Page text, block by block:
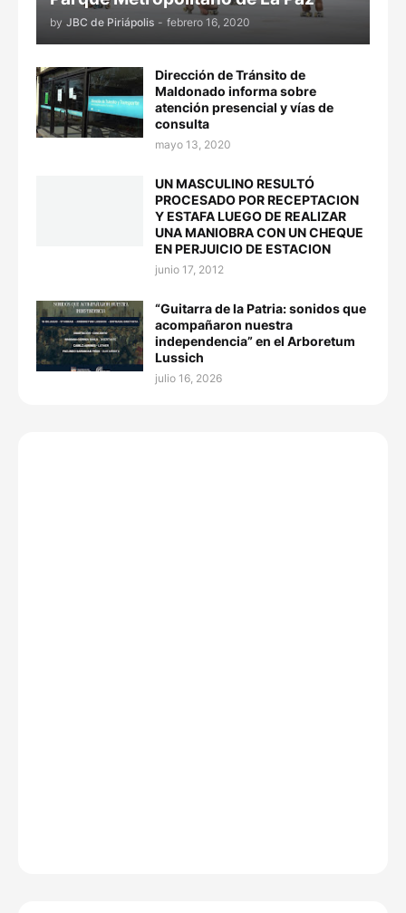
by JBC de Piriápolis - febrero 16, 2020
Dirección de Tránsito de
Maldonado informa sobre
atención presencial y vías de
consulta
mayo 13, 2020
UN MASCULINO RESULTÓ
PROCESADO POR RECEPTACION
Y ESTAFA LUEGO DE REALIZAR
UNA MANIOBRA CON UN CHEQUE
EN PERJUICIO DE ESTACION
junio 17, 2012
“Guitarra de la Patria: sonidos que
acompañaron nuestra
independencia” en el Arboretum
Lussich
julio 16, 2026